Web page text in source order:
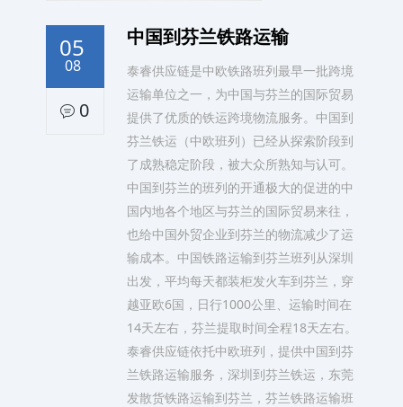
05
08
0
中国到芬兰铁路运输
泰睿供应链是中欧铁路班列最早一批跨境
运输单位之一，为中国与芬兰的国际贸易
提供了优质的铁运跨境物流服务。中国到
芬兰铁运（中欧班列）已经从探索阶段到
了成熟稳定阶段，被大众所熟知与认可。
中国到芬兰的班列的开通极大的促进的中
国内地各个地区与芬兰的国际贸易来往，
也给中国外贸企业到芬兰的物流减少了运
输成本。中国铁路运输到芬兰班列从深圳
出发，平均每天都装柜发火车到芬兰，穿
越亚欧6国，日行1000公里、运输时间在
14天左右，芬兰提取时间全程18天左右。
泰睿供应链依托中欧班列，提供中国到芬
兰铁路运输服务，深圳到芬兰铁运，东莞
发散货铁路运输到芬兰，芬兰铁路运输班